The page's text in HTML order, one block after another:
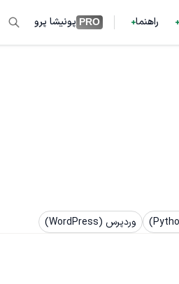
راهنما PRO پونیشا پرو
وردپرس (WordPress)